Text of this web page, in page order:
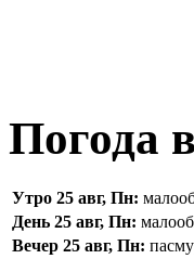
Погода
Утро 25 авг, Пн:
День 25 авг, Пн:
Вечер 25 авг, Пн: